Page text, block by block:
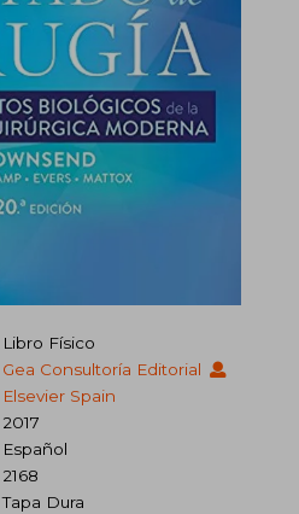
Libro Físico
Gea Consultoría Editorial
Elsevier Spain
2017
Español
2168
Tapa Dura